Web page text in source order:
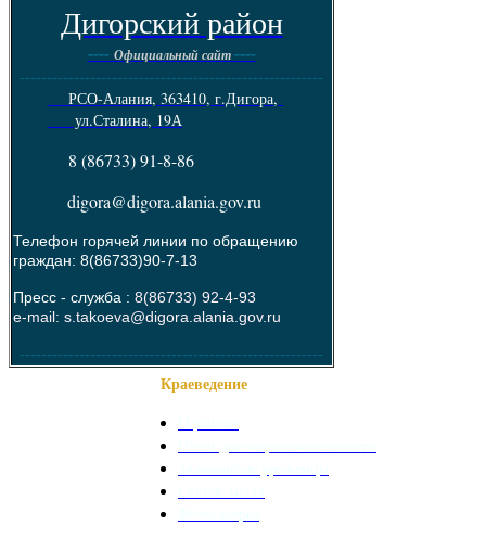
Дигорский район
---- Официальный сайт----
--------------------------------------------------------
РСО-Алания, 363410, г.Дигора,
ул.Сталина, 19А
8 (86733) 91-8-86
digora@digora.alania.gov.ru
Телефон горячей линии по обращению
граждан: 8(86733)90-7-13
Пресс - служба : 8(86733) 92-4-93
e-mail: s.takoeva@digora.alania.gov.ru
--------------------------------------------------------
Краеведение